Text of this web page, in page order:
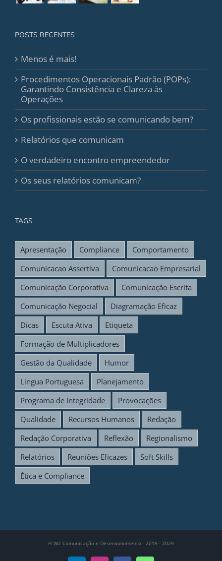
POSTS RECENTES
Menos é mais!
Procedimentos Operacionais Padrão (POPs):
Garantindo Consistência e Clareza às
Operações
Os profissionais estão se comunicando bem?
Relatórios que comunicam
O verdadeiro encontro empreendedor
Os seus relatórios comunicam?
TAGS
Apresentação Compliance
Comportamento
Comunicacao Assertiva
Comunicacao Empresarial
Comunicação Corporativa
Comunicação Escrita
Comunicação Negocial
Diagramação Eficaz
Dicas
Escuta Ativa
Etiqueta
Formação de Multiplicadores
Gestão da Qualidade
Humor
Lingua Portuguesa
Planejamento
Programa de Integridade
Provocações
Qualidade
Recursos Humanos
Redação
Redação Corporativa
Reflexão
Regionalismo
Relatórios
Reuniões Eficazes
Soft Skills
Ética e Compliance
® W2 Comunicação e Desenvolvimento - 2019 - 2029